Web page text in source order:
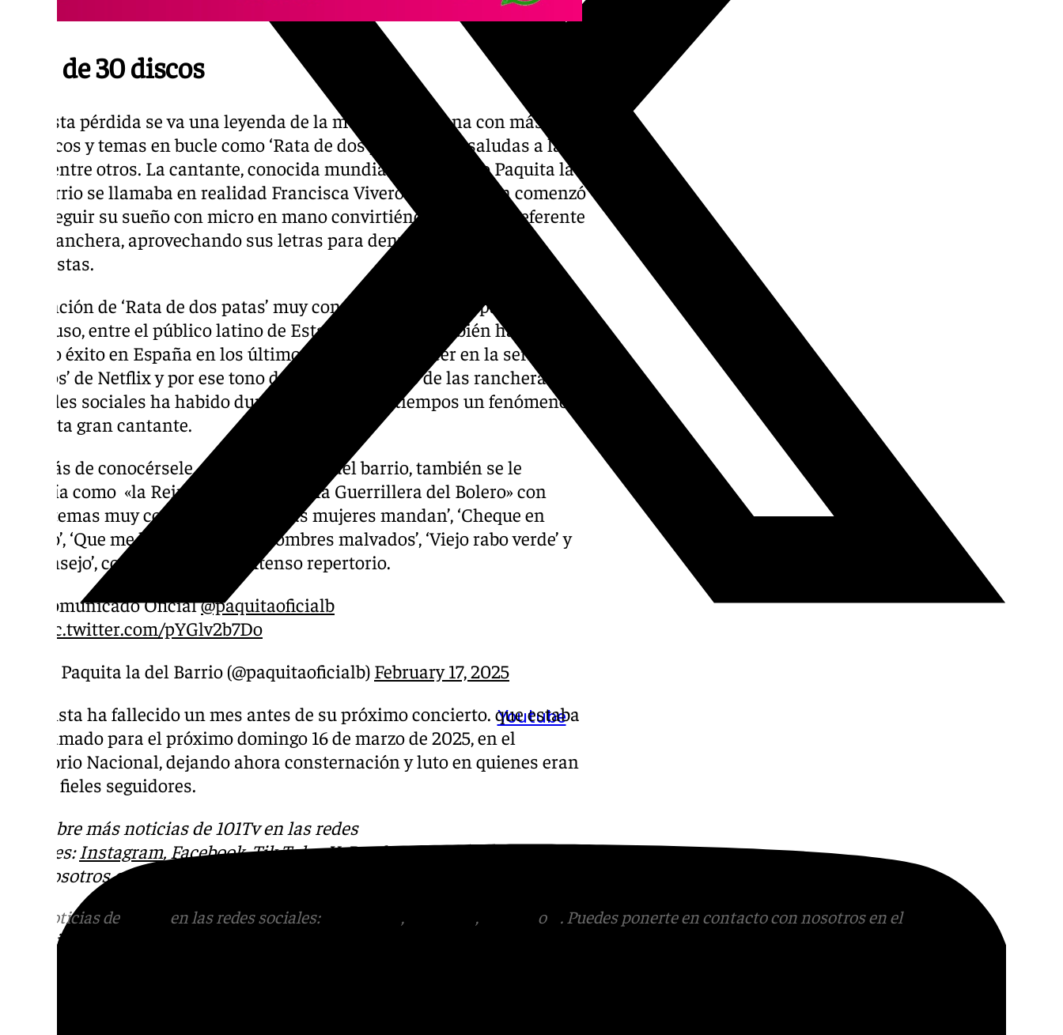
Youtube
Más de 30 discos
Con esta pérdida se va una leyenda de la música mexicana con más de
30 discos y temas en bucle como ‘Rata de dos patas’ o ‘Me saludas a la
tuya’, entre otros. La cantante, conocida mundialmente como Paquita la
del barrio se llamaba en realidad Francisca Viveros y bien joven comenzó
a perseguir su sueño con micro en mano convirtiéndose en una referente
de la ranchera, aprovechando sus letras para denunciar prácticas
machistas.
La canción de ‘Rata de dos patas’ muy conocida en toda Hispanoamérica
e, incluso, entre el público latino de Estados Unidos, también ha tenido
mucho éxito en España en los últimos años por aparecer en la serie
‘Narcos’ de Netflix y por ese tono de mofa tan propio de las rancheras. En
las redes sociales ha habido durante los últimos tiempos un fenómeno
con esta gran cantante.
Además de conocérsele como Paquita la del barrio, también se le
conocía como «la Reina del Pueblo» o «la Guerrillera del Bolero» con
otros temas muy conocidos como ‘Las mujeres mandan’, ‘Cheque en
blanco’, ‘Que me lleve el diablo’, ‘Hombres malvados’, ‘Viejo rabo verde’ y
‘El consejo’, como parte de su extenso repertorio.
Comunicado Oficial@paquitaoficialb
pic.twitter.com/pYGlv2b7Do
— Paquita la del Barrio (@paquitaoficialb) February 17, 2025
La artista ha fallecido un mes antes de su próximo concierto. que estaba
programado para el próximo domingo 16 de marzo de 2025, en el
Auditorio Nacional, dejando ahora consternación y luto en quienes eran
ya sus fieles seguidores.
Descubre más noticias de 101Tv en las redes
sociales:Instagram, Facebook,Tik TokoX. Puedes ponerte en contacto
con nosotros en el correo
Más noticias de en las redes sociales: , , o
. Puedes ponerte en contacto con nosotros en el
informativos@101tv.es